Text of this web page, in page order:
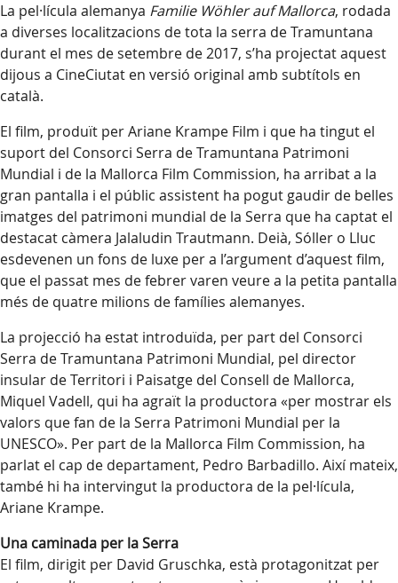
La pel·lícula alemanya Familie Wöhler auf Mallorca, rodada
a diverses localitzacions de tota la serra de Tramuntana
durant el mes de setembre de 2017, s’ha projectat aquest
dijous a CineCiutat en versió original amb subtítols en
català.
El film, produït per Ariane Krampe Film i que ha tingut el
suport del Consorci Serra de Tramuntana Patrimoni
Mundial i de la Mallorca Film Commission, ha arribat a la
gran pantalla i el públic assistent ha pogut gaudir de belles
imatges del patrimoni mundial de la Serra que ha captat el
destacat càmera Jalaludin Trautmann. Deià, Sóller o Lluc
esdevenen un fons de luxe per a l’argument d’aquest film,
que el passat mes de febrer varen veure a la petita pantalla
més de quatre milions de famílies alemanyes.
La projecció ha estat introduïda, per part del Consorci
Serra de Tramuntana Patrimoni Mundial, pel director
insular de Territori i Paisatge del Consell de Mallorca,
Miquel Vadell, qui ha agraït la productora «per mostrar els
valors que fan de la Serra Patrimoni Mundial per la
UNESCO». Per part de la Mallorca Film Commission, ha
parlat el cap de departament, Pedro Barbadillo. Així mateix,
també hi ha intervingut la productora de la pel·lícula,
Ariane Krampe.
Una caminada per la Serra
El film, dirigit per David Gruschka, està protagonitzat per